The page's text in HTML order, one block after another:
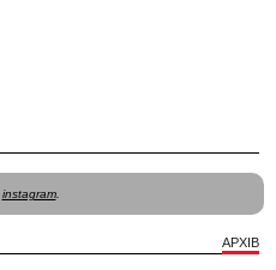
instagram.
АРХІВ